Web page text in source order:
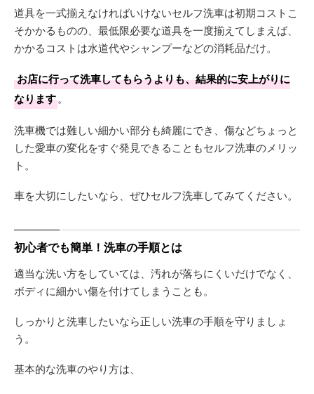
道具を一式揃えなければいけないセルフ洗車は初期コストこ
そかかるものの、最低限必要な道具を一度揃えてしまえば、
かかるコストは水道代やシャンプーなどの消耗品だけ。
お店に行って洗車してもらうよりも、結果的に安上がりに
なります。
洗車機では難しい細かい部分も綺麗にでき、傷などちょっと
した愛車の変化をすぐ発見できることもセルフ洗車のメリッ
ト。
車を大切にしたいなら、ぜひセルフ洗車してみてください。
初心者でも簡単！洗車の手順とは
適当な洗い方をしていては、汚れが落ちにくいだけでなく、
ボディに細かい傷を付けてしまうことも。
しっかりと洗車したいなら正しい洗車の手順を守りましょ
う。
基本的な洗車のやり方は、